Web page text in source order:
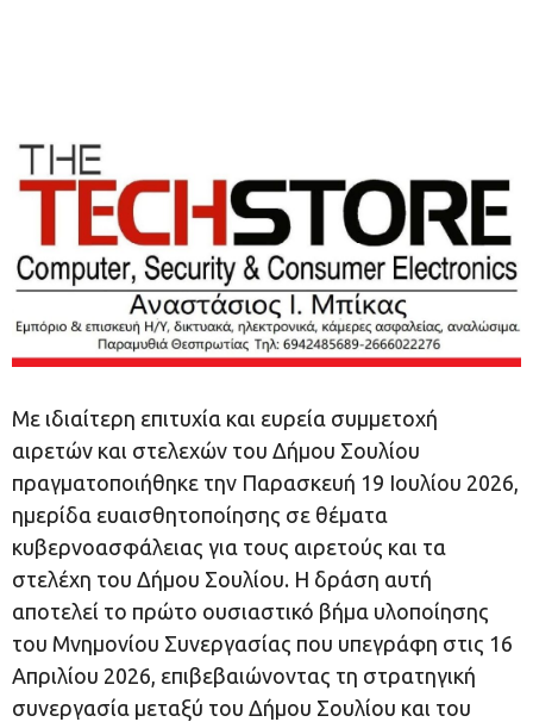
Με ιδιαίτερη επιτυχία και ευρεία συμμετοχή
αιρετών και στελεχών του Δήμου Σουλίου
πραγματοποιήθηκε την Παρασκευή 19 Ιουλίου 2026,
ημερίδα ευαισθητοποίησης σε θέματα
κυβερνοασφάλειας για τους αιρετούς και τα
στελέχη του Δήμου Σουλίου. Η δράση αυτή
αποτελεί το πρώτο ουσιαστικό βήμα υλοποίησης
του Μνημονίου Συνεργασίας που υπεγράφη στις 16
Απριλίου 2026, επιβεβαιώνοντας τη στρατηγική
συνεργασία μεταξύ του Δήμου Σουλίου και του